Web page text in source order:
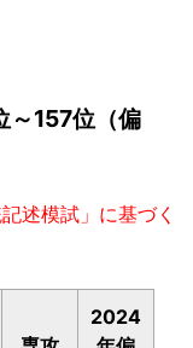
～157位（偏
述模試」に基づく
2024